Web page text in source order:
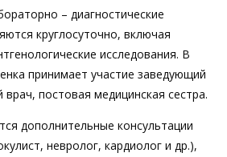
– диагностические
круглосуточно, включая
исследования. В
принимает участие заведующий
постовая медицинская сестра.
дополнительные консультации
невролог, кардиолог и др.),